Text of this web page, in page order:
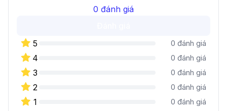
0 đánh giá
5
0 đánh giá
4 0 đánh giá
3 0 đánh giá
2 0 đánh giá
1 0 đánh giá